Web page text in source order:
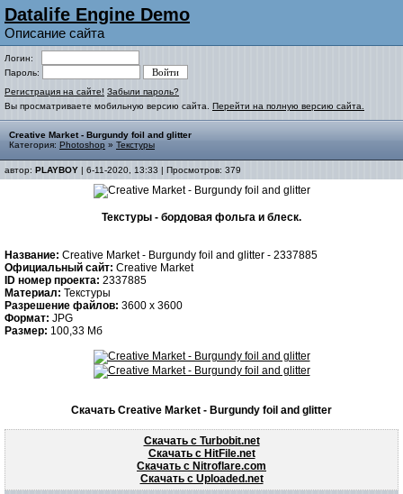
Datalife Engine Demo
Описание сайта
Логин:
Пароль:
Регистрация на сайте! Забыли пароль?
Вы просматриваете мобильную версию сайта. Перейти на полную версию сайта.
Creative Market - Burgundy foil and glitter
Категория: Photoshop » Текстуры
автор: PLAYBOY | 6-11-2020, 13:33 | Просмотров: 379
Текстуры - бордовая фольга и блеск.
Название: Creative Market - Burgundy foil and glitter - 2337885
Официальный сайт: Creative Market
ID номер проекта: 2337885
Материал: Текстуры
Разрешение файлов: 3600 x 3600
Формат: JPG
Размер: 100,33 Мб
Скачать Creative Market - Burgundy foil and glitter
Скачать с Turbobit.net
Скачать с HitFile.net
Скачать с Nitroflare.com
Скачать с Uploaded.net